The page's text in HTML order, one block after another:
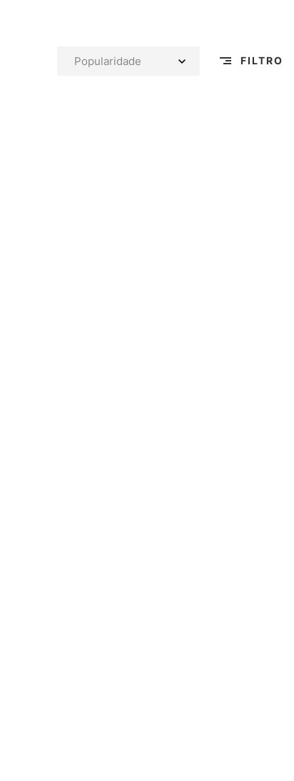
FILTRO